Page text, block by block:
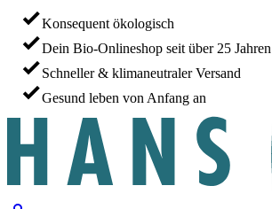
Konsequent ökologisch
Dein Bio-Onlineshop seit über 25 Jahren
Schneller & klimaneutraler Versand
Gesund leben von Anfang an